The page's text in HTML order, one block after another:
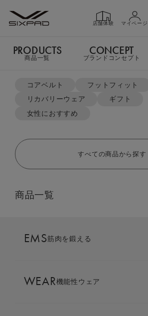
店舗体験 マイページ
PRODUCTS商品一覧
GIFT ギフト
LIVE SHOPPING
AMBASSADOR
SIXPAD APP
よく検索されているキーワード
コアベルト
フットフィット
リカバリーウェア
ギフト
女性におすすめ
すべての商品から探す
商品一覧
EMS筋肉を鍛える
WEAR機能性ウェア
PRODUCTS
商品一覧
CONCEPT
ブランドコンセプト
オーバーサイズTシャツ＆ジョガーパンツセット